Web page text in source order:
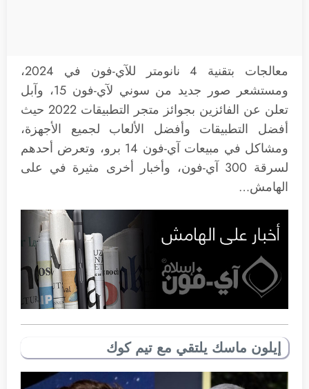
معالجات بتقنية 4 نانومتر للآي-فون في 2024،
ومستشعر صور جديد من سوني لآي-فون 15، وآبل
تعلن عن الفائزين بجوائز متجر التطبيقات 2022 حيث
أفضل التطبيقات وأفضل الألعاب لجميع الأجهزة،
ومشاكل في مبيعات آي-فون 14 برو، وتعرض أحدهم
لسرقة 300 آي-فون، وأخبار أخرى مثيرة في على
الهامش…
إيلون ماسك يلتقي مع تيم كوك